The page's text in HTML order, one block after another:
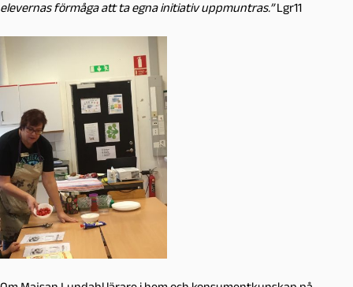
elevernas förmåga att ta egna initiativuppmuntras.”Lgr11